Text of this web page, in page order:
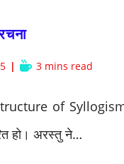
Reading
3 mins read
of Syllogism
हो। अरस्तु ने…